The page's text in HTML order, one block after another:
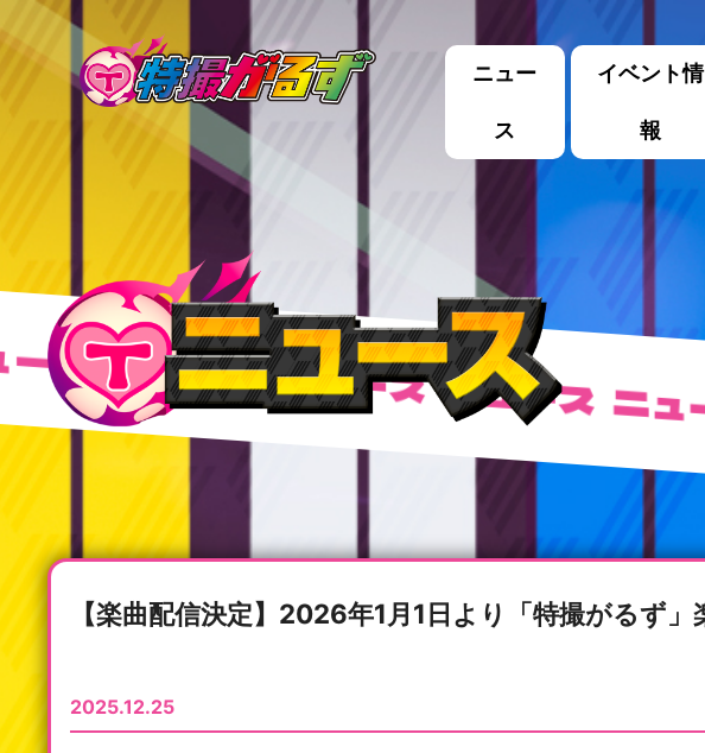
ニュー
ス
イベント情
報
ス ニュース ニュース ニュース ニュ
【楽曲配信決定】2026年1月1日より「特撮がるず」
2025.12.25